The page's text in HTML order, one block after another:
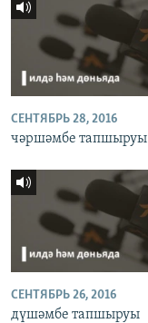
СЕНТЯБРЬ 28, 2016
чәршәмбе тапшыруы
СЕНТЯБРЬ 26, 2016
дүшәмбе тапшыруы